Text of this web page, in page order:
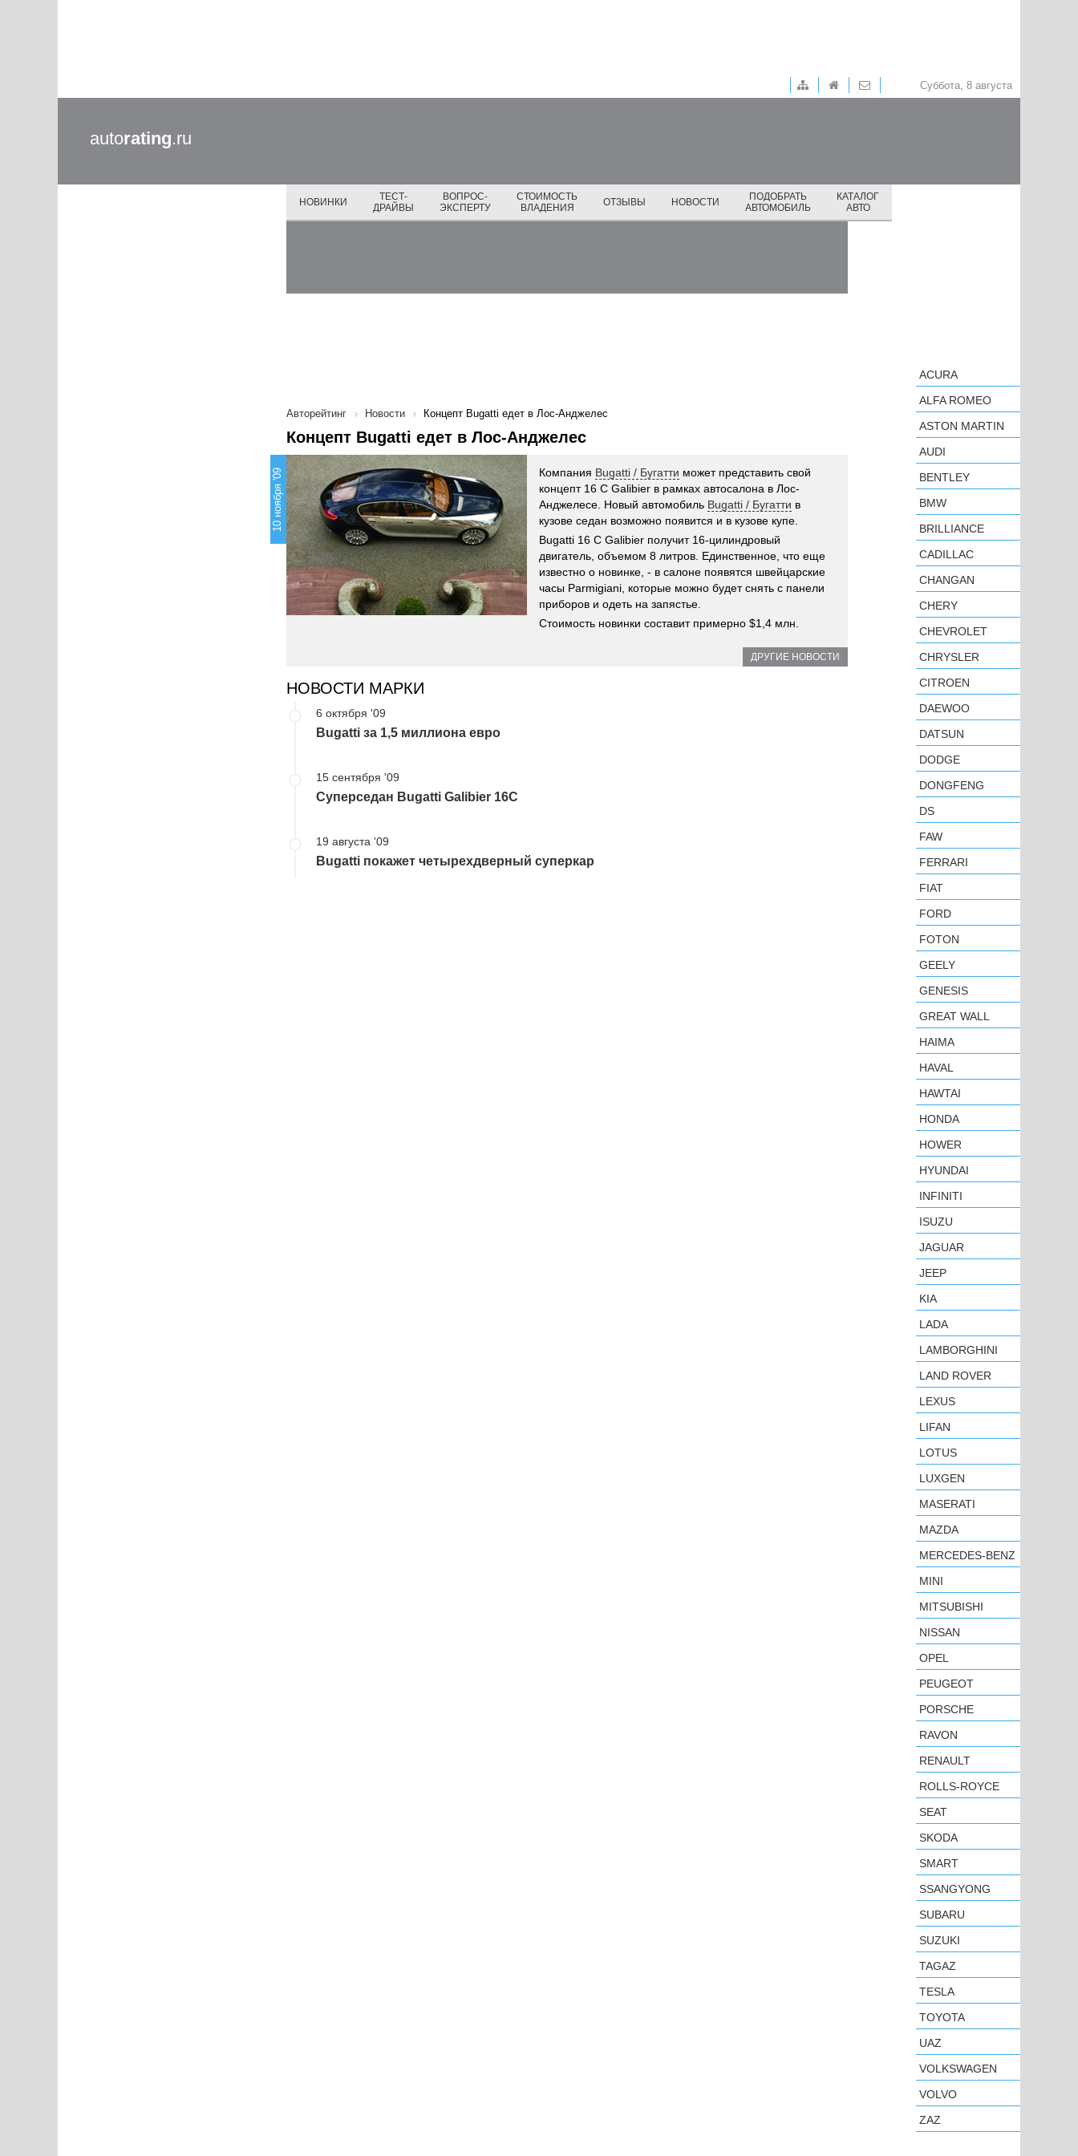
Суббота, 8 августа
autorating.ru
НОВИНКИ
ТЕСТ-
ДРАЙВЫ
ВОПРОС-
ЭКСПЕРТУ
СТОИМОСТЬ
ВЛАДЕНИЯ
ОТЗЫВЫ НОВОСТИ
ПОДОБРАТЬ
АВТОМОБИЛЬ
КАТАЛОГ
АВТО
Авторейтинг Новости Концепт Bugatti едет в Лос-Анджелес
Концепт Bugatti едет в Лос-Анджелес
10 ноября '09 Компания Bugatti / Бугатти может представить свой
концепт 16 C Galibier в рамках автосалона в Лос-
Анджелесе. Новый автомобиль Bugatti / Бугатти в
кузове седан возможно появится и в кузове купе.
Bugatti 16 C Galibier получит 16-цилиндровый
двигатель, объемом 8 литров. Единственное, что еще
известно о новинке, - в салоне появятся швейцарские
часы Parmigiani, которые можно будет снять с панели
приборов и одеть на запястье.
Стоимость новинки составит примерно $1,4 млн.
ДРУГИЕ НОВОСТИ
НОВОСТИ МАРКИ
6 октября '09
Bugatti за 1,5 миллиона евро
15 сентября '09
Суперседан Bugatti Galibier 16C
19 августа '09
Bugatti покажет четырехдверный суперкар
ACURA
ALFA ROMEO
ASTON MARTIN
AUDI
BENTLEY
BMW
BRILLIANCE
CADILLAC
CHANGAN
CHERY
CHEVROLET
CHRYSLER
CITROEN
DAEWOO
DATSUN
DODGE
DONGFENG
DS
FAW
FERRARI
FIAT
FORD
FOTON
GEELY
GENESIS
GREAT WALL
HAIMA
HAVAL
HAWTAI
HONDA
HOWER
HYUNDAI
INFINITI
ISUZU
JAGUAR
JEEP
KIA
LADA
LAMBORGHINI
LAND ROVER
LEXUS
LIFAN
LOTUS
LUXGEN
MASERATI
MAZDA
MERCEDES-BENZ
MINI
MITSUBISHI
NISSAN
OPEL
PEUGEOT
PORSCHE
RAVON
RENAULT
ROLLS-ROYCE
SEAT
SKODA
SMART
SSANGYONG
SUBARU
SUZUKI
TAGAZ
TESLA
TOYOTA
UAZ
VOLKSWAGEN
VOLVO
ZAZ